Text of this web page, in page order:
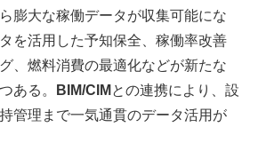
膨大な稼働データが収集可能にな
を活用した予知保全、稼働率改善
、燃料消費の最適化などが新たな
ある。
BIM/CIM との連携により、設
管理まで一気通貫のデータ活用が